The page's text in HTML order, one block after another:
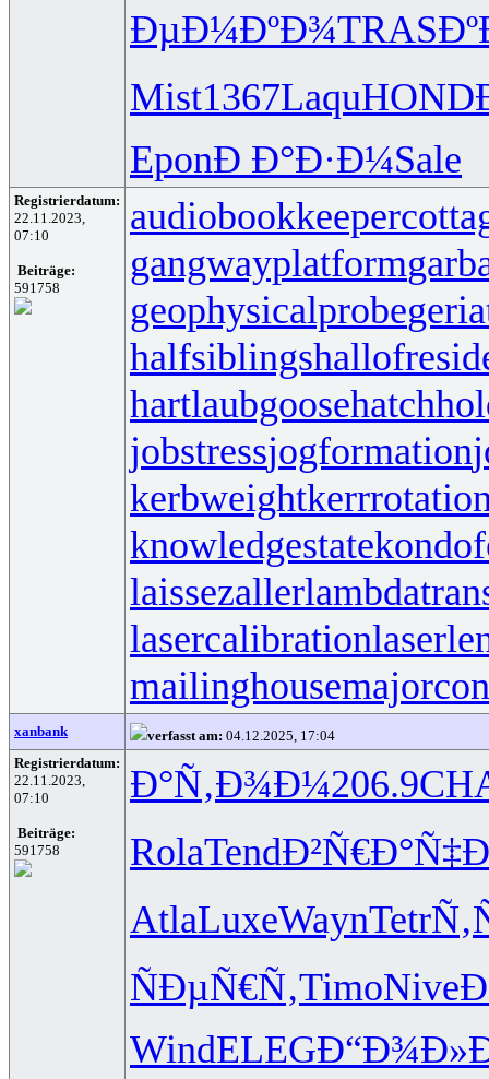
ÐµÐ¼ÐºÐ¾TRAS
Mist1367LaquHOND
EponÐ Ð°Ð·Ð¼Sale
Registrierdatum:
22.11.2023,
07:10
Beiträge:
591758
audiobookkeeper
gangwayplatform
geophysicalprobe
halfsiblings
hartlaubgoose
jobstressjogformation
kerbweight
knowledgestate
laissezaller
lasercalibration
mailinghouse
xanbank verfasst am: 04.12.2025, 17:04
Registrierdatum:
22.11.2023,
07:10
Beiträge:
591758
Ð°Ñ‚Ð¾Ð¼206.9
RolaTendÐ²Ñ€Ð°Ñ‡
AtlaLuxeWaynTetr
ÑÐµÑ€Ñ‚TimoNive
WindELEG